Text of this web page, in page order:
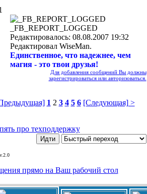
_FB_REPORT_LOGGED
Редактировалось: 08.08.2007 19:32
Редактировал WiseMan.
Единственное, что надежнее, чем
магия - это твои друзья!
Для добавления сообщений Вы должны
зарегистрироваться или авторизоваться.
1 2 3 4 5 6 [Следующая] >
про техподдержку